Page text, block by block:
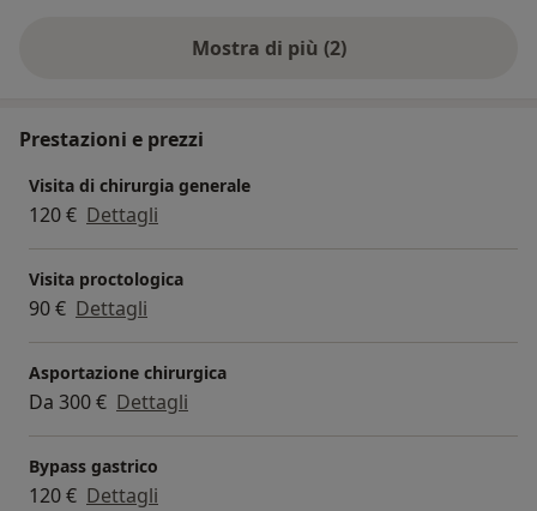
Mostra di più (2)
Prestazioni e prezzi
Visita di chirurgia generale
120 € Dettagli
Visita proctologica
90 € Dettagli
Asportazione chirurgica
Da 300 € Dettagli
Bypass gastrico
120 € Dettagli